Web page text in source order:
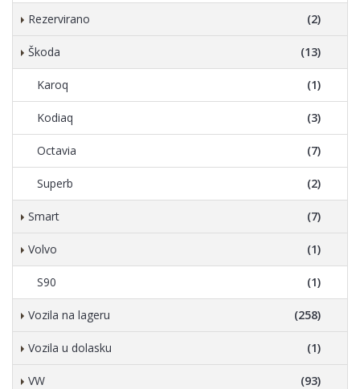
Rezervirano (2)
Škoda (13)
Karoq (1)
Kodiaq (3)
Octavia (7)
Superb (2)
Smart (7)
Volvo (1)
S90 (1)
Vozila na lageru (258)
Vozila u dolasku (1)
VW (93)